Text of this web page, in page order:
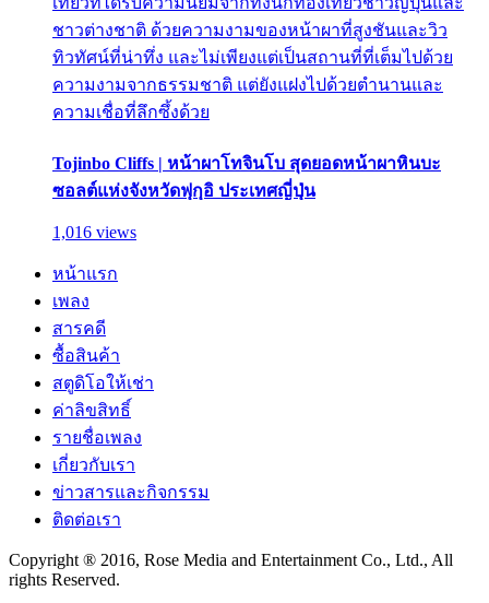
ชาวต่างชาติ ด้วยความงามของหน้าผาที่สูงชันและวิว
ทิวทัศน์ที่น่าทึ่ง และไม่เพียงแต่เป็นสถานที่ที่เต็มไปด้วย
ความงามจากธรรมชาติ แต่ยังแฝงไปด้วยตำนานและ
ความเชื่อที่ลึกซึ้งด้วย
Tojinbo Cliffs | หน้าผาโทจินโบ สุดยอดหน้าผาหินบะ
ซอลต์แห่งจังหวัดฟุกุอิ ประเทศญี่ปุ่น
1,016 views
หน้าแรก
เพลง
สารคดี
ซื้อสินค้า
สตูดิโอให้เช่า
ค่าลิขสิทธิ์
รายชื่อเพลง
เกี่ยวกับเรา
ข่าวสารและกิจกรรม
ติดต่อเรา
Copyright ® 2016, Rose Media and Entertainment Co., Ltd., All
rights Reserved.